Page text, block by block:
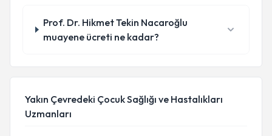
Prof. Dr. Hikmet Tekin Nacaroğlu
muayene ücreti ne kadar?
Yakın Çevredeki Çocuk Sağlığı ve Hastalıkları
Uzmanları